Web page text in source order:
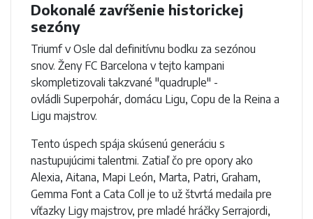
Dokonalé zavŕšenie historickej
sezóny
Triumf v Osle dal definitívnu bodku za sezónou
snov. Ženy FC Barcelona v tejto kampani
skompletizovali takzvané "quadruple" -
ovládli Superpohár, domácu Ligu, Copu de la Reina a
Ligu majstrov.
Tento úspech spája skúsenú generáciu s
nastupujúcimi talentmi. Zatiaľ čo pre opory ako
Alexia, Aitana, Mapi León, Marta, Patri, Graham,
Gemma Font a Cata Coll je to už štvrtá medaila pre
víťazky Ligy majstrov, pre mladé hráčky Serrajordi,